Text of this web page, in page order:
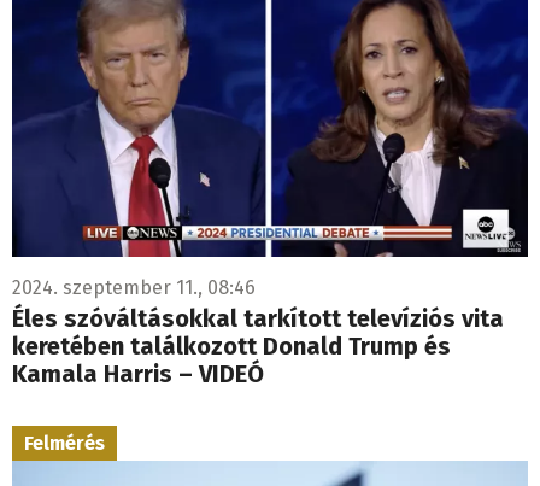
2024. szeptember 11., 08:46
Éles szóváltásokkal tarkított televíziós vita
keretében találkozott Donald Trump és
Kamala Harris – VIDEÓ
Felmérés